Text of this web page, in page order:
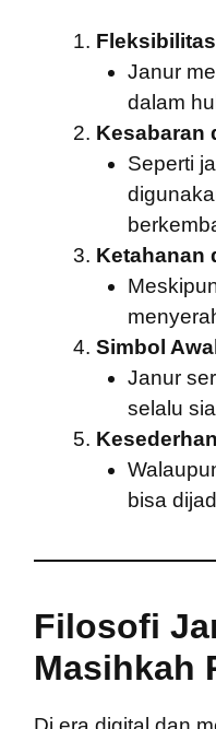
Janur
dalam
Kesabaran
Seperti
Ketahanan
Simbol
Janur
selalu
bisa
Filosofi
Masihkah